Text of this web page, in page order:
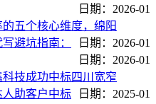
日期：2026-01
五个核心维度，绵阳
日期：2026-01
避坑指南：
日期：2026-01
科技成功中标四川宽窄
日期：2025-01
助客户中标